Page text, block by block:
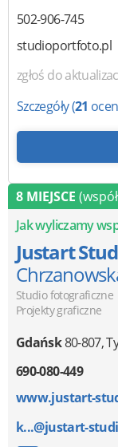
502-906-745
studioportfoto.pl
zgłoś do
Szczegóły(21
8 MIEJSCE
Jak wyliczamy
Justart
Studio fotograficzne
Projekty graficzne
Gdańsk80-807,
690-080-449
www.justart-
k...@justart-